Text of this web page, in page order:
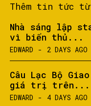
Thêm tin tức
Nhà sáng lập
vì biển thủ...
EDWARD - 2 DAYS AGO
Câu Lạc Bộ
giá trị trên...
EDWARD - 4 DAYS AGO